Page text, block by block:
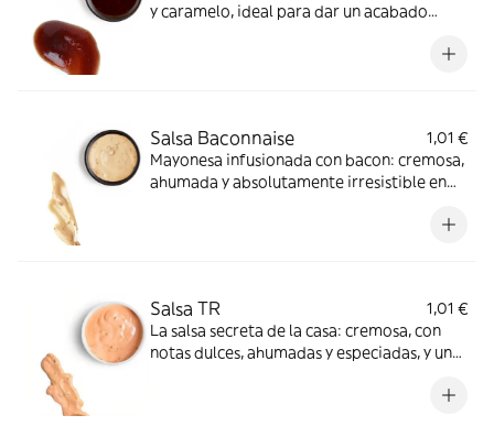
y caramelo, ideal para dar un acabado
Salsa Baconnaise
1,01 €
Mayonesa infusionada con bacon: cremosa,
ahumada y absolutamente irresistible en
Salsa TR
1,01 €
La salsa secreta de la casa: cremosa, con
notas dulces, ahumadas y especiadas, y un